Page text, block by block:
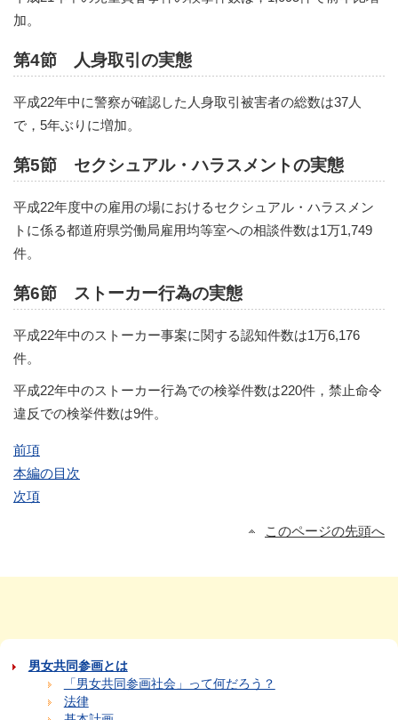
加。
第4節 人身取引の実態
平成22年中に警察が確認した人身取引被害者の総数は37人
で，5年ぶりに増加。
第5節 セクシュアル・ハラスメントの実態
平成22年度中の雇用の場におけるセクシュアル・ハラスメン
トに係る都道府県労働局雇用均等室への相談件数は1万1,749
件。
第6節 ストーカー行為の実態
平成22年中のストーカー事案に関する認知件数は1万6,176
件。
平成22年中のストーカー行為での検挙件数は220件，禁止命令
違反での検挙件数は9件。
前項
本編の目次
次項
このページの先頭へ